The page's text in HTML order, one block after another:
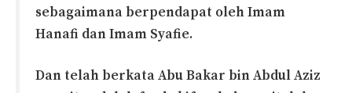
sebagaimana berpendapat oleh Imam
Hanafi dan Imam Syafie.
Dan telah berkata Abu Bakar bin Abdul Aziz